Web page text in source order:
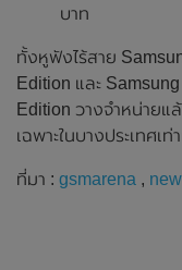
บาท
ทั้งหูฟังไร้สาย
Edition และ
Edition วางจำหน่าย
เฉพาะในบางประเทศเ
ที่มา : gsmarena ,